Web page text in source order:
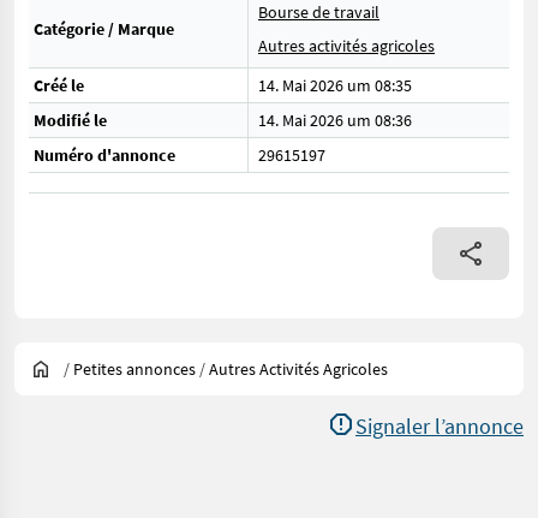
Catégorie / Marque
Bourse de travail
Autres activités agricoles
Créé le
14. Mai 2026 um 08:35
Modifié le
14. Mai 2026 um 08:36
Numéro d'annonce
29615197
/ Petites annonces /Autres Activités Agricoles
Signaler l’annonce